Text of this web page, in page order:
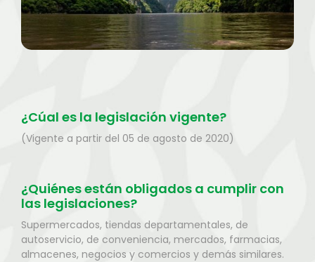
¿Cúal es la legislación vigente?
(Vigente a partir del 05 de agosto de 2020)
¿Quiénes están obligados a cumplir con
las legislaciones?
Supermercados, tiendas departamentales, de
autoservicio, de conveniencia, mercados, farmacias,
almacenes, negocios y comercios y demás similares.